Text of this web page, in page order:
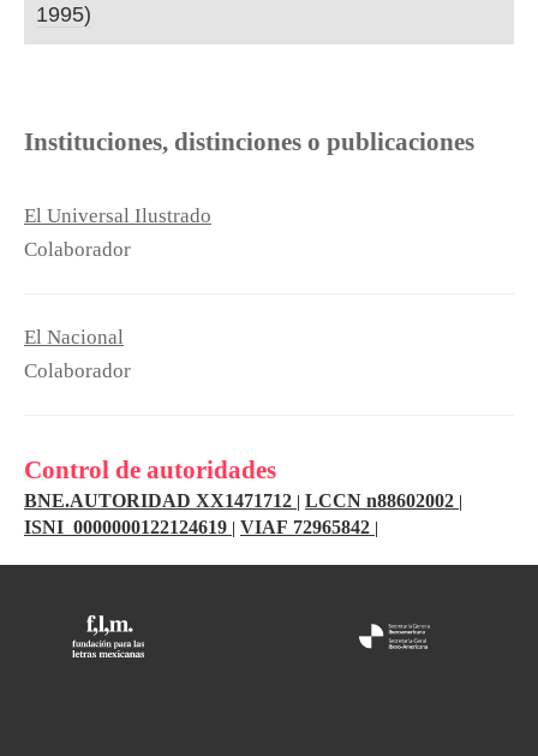
1995)
Instituciones, distinciones o publicaciones
El Universal Ilustrado
Colaborador
El Nacional
Colaborador
Control de autoridades
BNE.AUTORIDAD XX1471712 LCCN n88602002
ISNI 0000000122124619 VIAF 72965842